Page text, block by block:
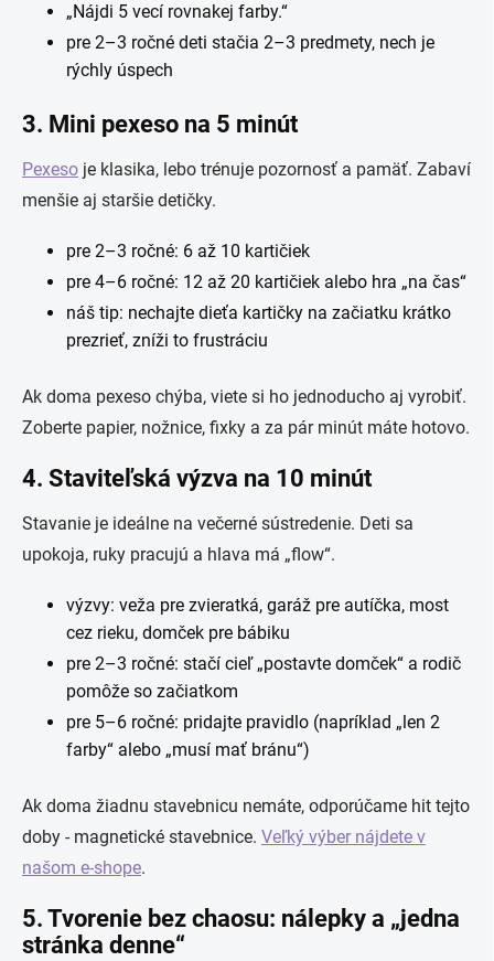
„Nájdi 5 vecí rovnakej farby.“
pre 2–3 ročné deti stačia 2–3 predmety, nech je
rýchly úspech
3. Mini pexeso na 5 minút
Pexeso je klasika, lebo trénuje pozornosť a pamäť. Zabaví
menšie aj staršie detičky.
pre 2–3 ročné: 6 až 10 kartičiek
pre 4–6 ročné: 12 až 20 kartičiek alebo hra „na čas“
náš tip: nechajte dieťa kartičky na začiatku krátko
prezrieť, zníži to frustráciu
Ak doma pexeso chýba, viete si ho jednoducho aj vyrobiť.
Zoberte papier, nožnice, fixky a za pár minút máte hotovo.
4. Staviteľská výzva na 10 minút
Stavanie je ideálne na večerné sústredenie. Deti sa
upokoja, ruky pracujú a hlava má „flow“.
výzvy: veža pre zvieratká, garáž pre autíčka, most
cez rieku, domček pre bábiku
pre 2–3 ročné: stačí cieľ „postavte domček“ a rodič
pomôže so začiatkom
pre 5–6 ročné: pridajte pravidlo (napríklad „len 2
farby“ alebo „musí mať bránu“)
Ak doma žiadnu stavebnicu nemáte, odporúčame hit tejto
doby - magnetické stavebnice. Veľký výber nájdete v
našom e-shope.
5. Tvorenie bez chaosu: nálepky a „jedna
stránka denne“